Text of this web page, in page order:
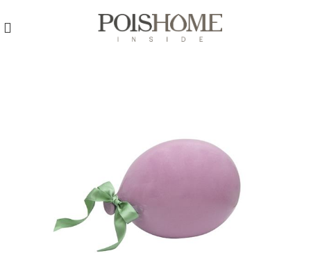
ARTICOLI NELCATALOGO